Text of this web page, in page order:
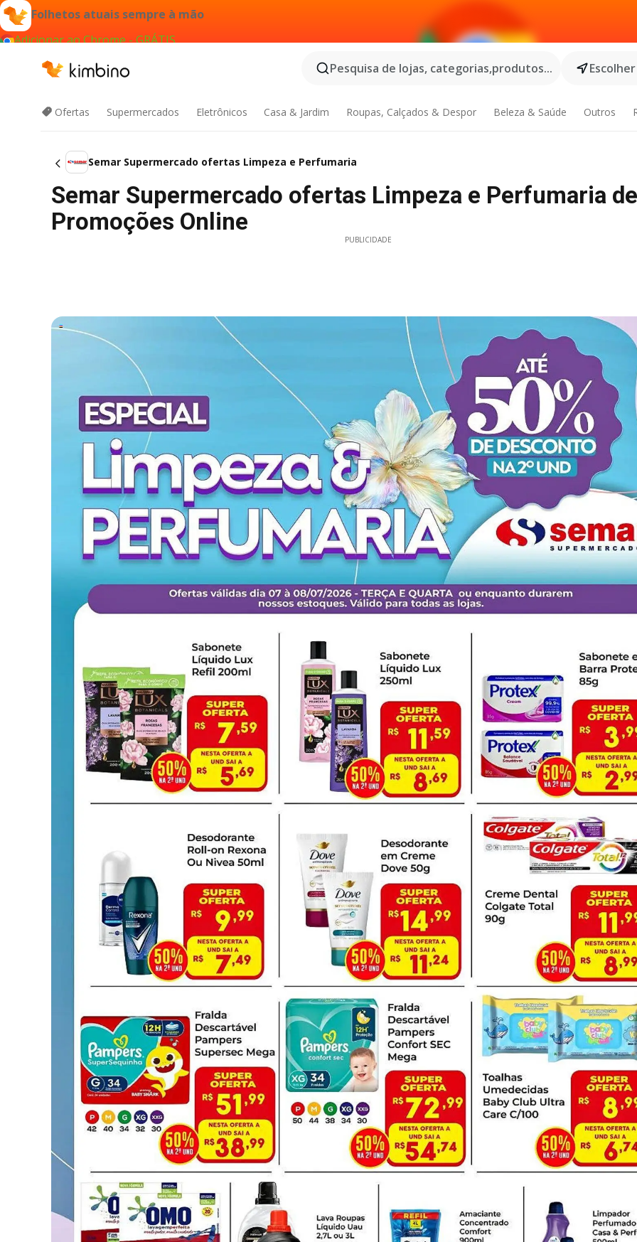
Folhetos atuais sempre à mão
Adicionar ao Chrome - GRÁTIS
Pesquisa de lojas, categorias,produtos...
Ofertas Supermercados Eletrônicos Casa & Jardim Roupas, Calçados & Despor Beleza & Saúde Outros
Semar Supermercado ofertas Limpeza e Perfumaria
Semar Supermercado ofertas Limpeza e Perfumaria
Promoções Online
PUBLICIDADE